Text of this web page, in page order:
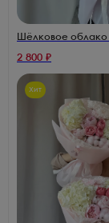
2 800 ₽
Хит